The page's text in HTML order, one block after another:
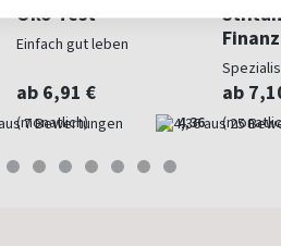
Öko-Test
Einfach gut leben
ab 6,91 €
(monatlich) 4,36
ab